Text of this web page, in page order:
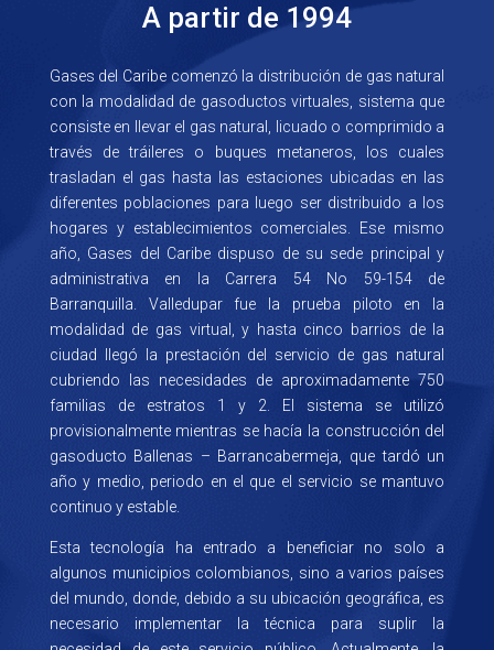
A partir de 1994
Gases del Caribe comenzó la distribución de gas natural
con la modalidad de gasoductos virtuales, sistema que
consiste en llevar el gas natural, licuado o comprimido a
través de tráileres o buques metaneros, los cuales
trasladan el gas hasta las estaciones ubicadas en las
diferentes poblaciones para luego ser distribuido a los
hogares y establecimientos comerciales. Ese mismo
año, Gases del Caribe dispuso de su sede principal y
administrativa en la Carrera 54 No 59-154 de
Barranquilla. Valledupar fue la prueba piloto en la
modalidad de gas virtual, y hasta cinco barrios de la
ciudad llegó la prestación del servicio de gas natural
cubriendo las necesidades de aproximadamente 750
familias de estratos 1 y 2. El sistema se utilizó
provisionalmente mientras se hacía la construcción del
gasoducto Ballenas – Barrancabermeja, que tardó un
año y medio, periodo en el que el servicio se mantuvo
continuo y estable.
Esta tecnología ha entrado a beneficiar no solo a
algunos municipios colombianos, sino a varios países
del mundo, donde, debido a su ubicación geográfica, es
necesario implementar la técnica para suplir la